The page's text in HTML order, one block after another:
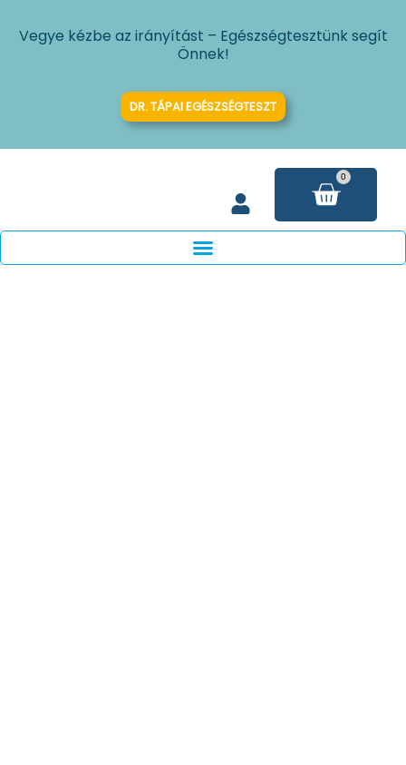
Vegye kézbe az irányítást – Egészségtesztünk segít
Önnek!
DR. TÁPAI EGÉSZSÉGTESZT
0
Kosár